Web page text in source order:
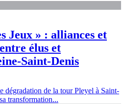
Jeux » : alliances et
élus et
Saint-Denis
dégradation de la tour Pleyel à Saint-
transformation...